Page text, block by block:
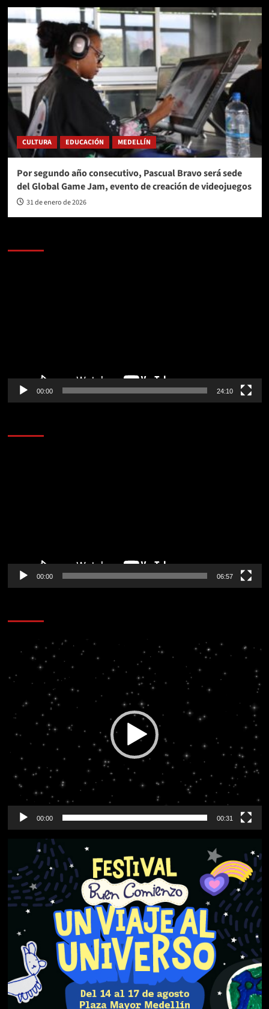
CULTURA EDUCACIÓN MEDELLÍN
Por segundo año consecutivo, Pascual Bravo será sede
del Global Game Jam, evento de creación de videojuegos
31 de enero de 2026
00:00 24:10
00:00 06:57
Reproductor
vídeo
00:00 00:31